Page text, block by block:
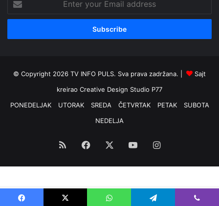
your
Email
© Copyright 2026 TV INFO PULS. Sva prava zadržana. |
Sajt
kreirao Creative Design Studio P77
PONEDELJAK
UTORAK SREDA ČETVRTAK PETAK
SUBOTA
NEDELJA
RSS Facebook YouTubeInstagram
Optimized by Seraphinite Accelerator
Turns on site high speed to be attractive for people and search engines.